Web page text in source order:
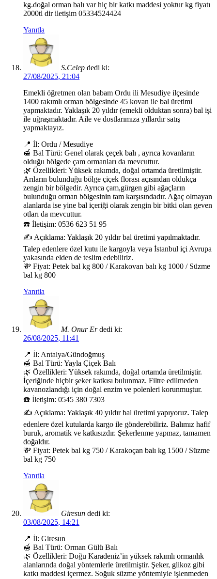
kg.doğal orman balı var hiç bir katkı maddesi yoktur kg fiyatı
2000tl dir iletişim 05334524424
Yanıtla
S.Celep dedi ki:
27/08/2025, 21:04
Emekli öğretmen olan babam Ordu ili Mesudiye ilçesinde
1400 rakımlı orman bölgesinde 45 kovan ile bal üretimi
yapmaktadır. Yaklaşık 20 yıldır (emekli olduktan sonra) bal işi
ile uğraşmaktadır. Aile ve dostlarımıza yıllardır satış
yapmaktayız.
📍 İl: Ordu / Mesudiye
🍯 Bal Türü: Genel olarak çeçek balı , ayrıca kovanların
olduğu bölgede çam ormanları da mevcuttur.
🌿 Özellikleri: Yüksek rakımda, doğal ortamda üretilmiştir.
Arıların bulunduğu bölge çiçek florası açısından oldukça
zengin bir bölgedir. Ayrıca çam,gürgen gibi ağaçların
bulunduğu orman bölgesinin tam karşısındadır. Ağaç olmayan
alanlarda ise yine bal içeriği olarak zengin bir bitki olan geven
otları da mevcuttur.
☎️ İletişim: 0536 623 51 95
✍️ Açıklama: Yaklaşık 20 yıldır bal üretimi yapılmaktadır.
Talep edenlere özel kutu ile kargoyla veya İstanbul içi Avrupa
yakasında elden de teslim edebiliriz.
💸 Fiyat: Petek bal kg 800 / Karakovan balı kg 1000 / Süzme
bal kg 800
Yanıtla
M. Onur Er dedi ki:
26/08/2025, 11:41
📍 İl: Antalya/Gündoğmuş
🍯 Bal Türü: Yayla Çiçek Balı
🌿 Özellikleri: Yüksek rakımda, doğal ortamda üretilmiştir.
İçeriğinde hiçbir şeker katkısı bulunmaz. Filtre edilmeden
kavanozlandığı için doğal enzim ve polenleri korunmuştur.
☎️ İletişim: 0545 380 7303
✍️ Açıklama: Yaklaşık 40 yıldır bal üretimi yapıyoruz. Talep
edenlere özel kutularda kargo ile gönderebiliriz. Balımız hafif
buruk, aromatik ve katkısızdır. Şekerlenme yapmaz, tamamen
doğaldır.
💸 Fiyat: Petek bal kg 750 / Karakoçan balı kg 1500 / Süzme
bal kg 750
Yanıtla
Giresun dedi ki:
03/08/2025, 14:21
📍 İl: Giresun
🍯 Bal Türü: Orman Gülü Balı
🌿 Özellikleri: Doğu Karadeniz’in yüksek rakımlı ormanlık
alanlarında doğal yöntemlerle üretilmiştir. Şeker, glikoz gibi
katkı maddesi içermez. Soğuk süzme yöntemiyle işlenmeden